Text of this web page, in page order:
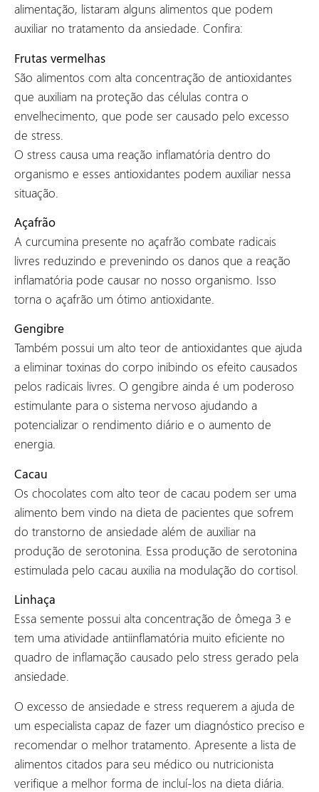
alimentação, listaram alguns alimentos que podem
auxiliar no tratamento da ansiedade. Confira:
Frutas vermelhas
São alimentos com alta concentração de antioxidantes
que auxiliam na proteção das células contra o
envelhecimento, que pode ser causado pelo excesso
de stress.
O stress causa uma reação inflamatória dentro do
organismo e esses antioxidantes podem auxiliar nessa
situação.
Açafrão
A curcumina presente no açafrão combate radicais
livres reduzindo e prevenindo os danos que a reação
inflamatória pode causar no nosso organismo. Isso
torna o açafrão um ótimo antioxidante.
Gengibre
Também possui um alto teor de antioxidantes que ajuda
a eliminar toxinas do corpo inibindo os efeito causados
pelos radicais livres. O gengibre ainda é um poderoso
estimulante para o sistema nervoso ajudando a
potencializar o rendimento diário e o aumento de
energia.
Cacau
Os chocolates com alto teor de cacau podem ser uma
alimento bem vindo na dieta de pacientes que sofrem
do transtorno de ansiedade além de auxiliar na
produção de serotonina. Essa produção de serotonina
estimulada pelo cacau auxilia na modulação do cortisol.
Linhaça
Essa semente possui alta concentração de ômega 3 e
tem uma atividade antiinflamatória muito eficiente no
quadro de inflamação causado pelo stress gerado pela
ansiedade.
O excesso de ansiedade e stress requerem a ajuda de
um especialista capaz de fazer um diagnóstico preciso e
recomendar o melhor tratamento. Apresente a lista de
alimentos citados para seu médico ou nutricionista
verifique a melhor forma de incluí-los na dieta diária.